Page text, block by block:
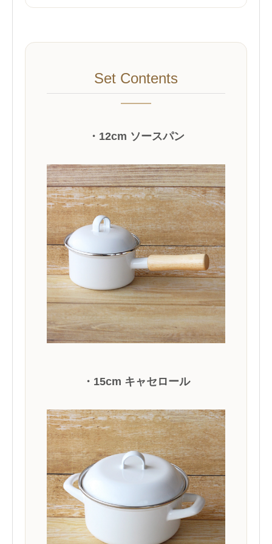
Set Contents
・12cm ソースパン
・15cm キャセロール